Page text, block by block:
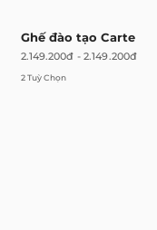
Ghế đào tạo Carte
2.149.200đ - 2.149.200đ
2 Tuỳ Chọn